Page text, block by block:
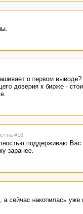
о первом выводе?
доверия к бирже -
на #16
поддерживаю
заранее.
сейчас накопилась